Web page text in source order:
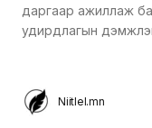
даргаар ажиллаж
удирдлагын
Niitlel.mn